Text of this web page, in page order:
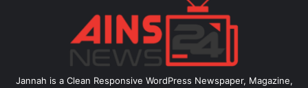
Jannah is a Clean Responsive WordPress Newspaper, Magazine,